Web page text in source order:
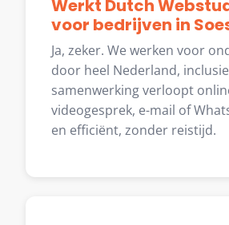
Werkt Dutch
voor bedrijven in
Ja, zeker. We werken voor
door heel Nederland,
samenwerking verloopt
videogesprek, e-mail of
en efficiënt, zonder reistijd.